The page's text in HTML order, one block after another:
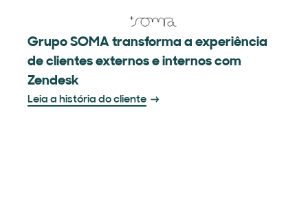
Grupo SOMA transforma a experiência
de clientes externos e internos com
Zendesk
Leia a história do cliente